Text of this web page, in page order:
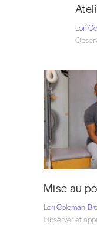
Lori
Mise au
Lori Coleman-
Observer et